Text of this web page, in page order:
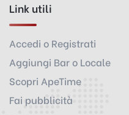
Link utili
Accedi o Registrati
Aggiungi Bar o Locale
Scopri ApeTime
Fai pubblicità